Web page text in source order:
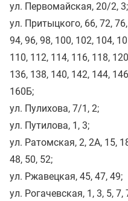
ул. Первомайская, 20/2,
ул. Притыцкого, 66, 72,
94, 96, 98, 100, 102, 104,
110, 112, 114, 116, 118,
136, 138, 140, 142, 144,
160Б;
ул. Пулихова, 7/1, 2;
ул. Путилова, 1, 3;
ул. Ратомская, 2, 2А, 15,
48, 50, 52;
ул. Ржавецкая, 45, 47, 49;
ул. Рогачевская, 1, 3, 5, 7,